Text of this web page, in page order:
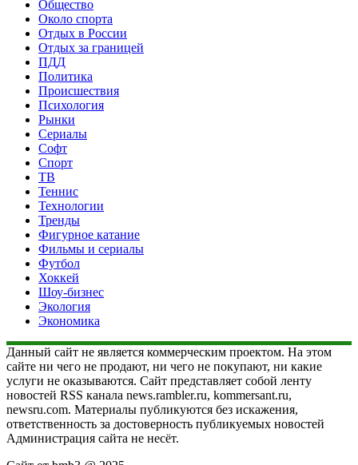
Общество
Около спорта
Отдых в России
Отдых за границей
ПДД
Политика
Происшествия
Психология
Рынки
Сериалы
Софт
Спорт
ТВ
Теннис
Технологии
Тренды
Фигурное катание
Фильмы и сериалы
Футбол
Хоккей
Шоу-бизнес
Экология
Экономика
Данный сайт не является коммерческим проектом. На этом
сайте ни чего не продают, ни чего не покупают, ни какие
услуги не оказываются. Сайт представляет собой ленту
новостей RSS канала news.rambler.ru, kommersant.ru,
newsru.com. Материалы публикуются без искажения,
ответственность за достоверность публикуемых новостей
Администрация сайта не несёт.